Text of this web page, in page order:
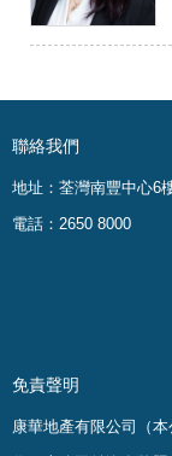
聯絡我們
地址：荃灣南豐中心6
電話：2650 8000
免責聲明
康華地產有限公司（